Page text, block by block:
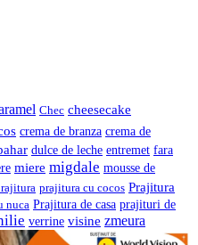
Chec cheesecake
crema de branza crema de
dulce de leche entremet fara
miere migdale mousse de
prajitura cu cocos Prajitura
nuca Prajitura de casa prajituri de
verrine visine zmeura